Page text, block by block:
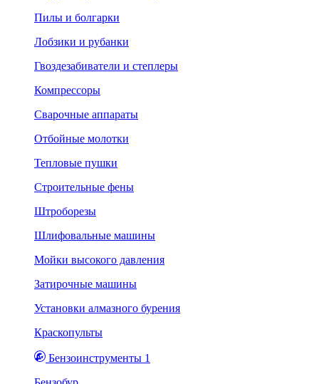
Пилы и болгарки
Лобзики и рубанки
Гвоздезабиватели и степлеры
Компрессоры
Сварочные аппараты
Отбойные молотки
Тепловые пушки
Строительные фены
Штроборезы
Шлифовальные машины
Мойки высокого давления
Затирочные машины
Установки алмазного бурения
Краскопульты
Бензоинструменты 1